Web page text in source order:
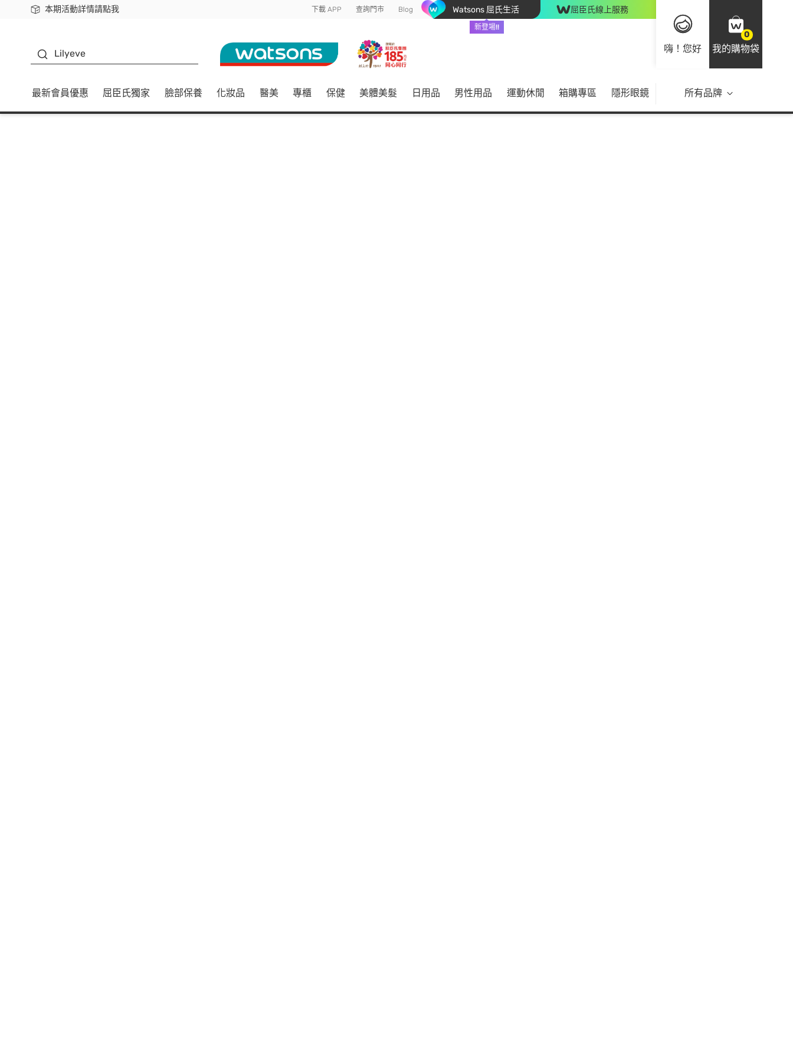
本期活動詳情請點我
下載app最高回饋$350 下載 APP 查詢門市 Blog Watsons 屈氏生活
新登場!!
屈臣氏線上服務
嗨！您好
0
我的購物袋
Lilyeve
最新會員優惠 屈臣氏獨家 臉部保養 化妝品 醫美 專櫃 保健 美體美髮 日用品 男性用品 運動休閒 箱購專區 隱形眼鏡 所有品牌